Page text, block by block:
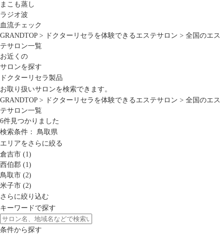
まこも蒸し
ラジオ波
血流チェック
GRANDTOP> ドクターリセラを体験できるエステサロン > 全国のエス
テサロン一覧
お近くの
サロンを探す
ドクターリセラ製品
お取り扱いサロンを検索できます。
GRANDTOP> ドクターリセラを体験できるエステサロン > 全国のエス
テサロン一覧
6件見つかりました
検索条件：
鳥取県
エリアをさらに絞る
倉吉市 (1)
西伯郡 (1)
鳥取市 (2)
米子市 (2)
さらに絞り込む
キーワードで探す
条件から探す